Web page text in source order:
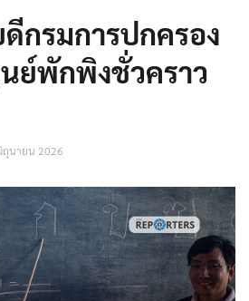
ดีกรมการปกครอง
ย์พักพิงชั่วคราว
ถุนายน 2026